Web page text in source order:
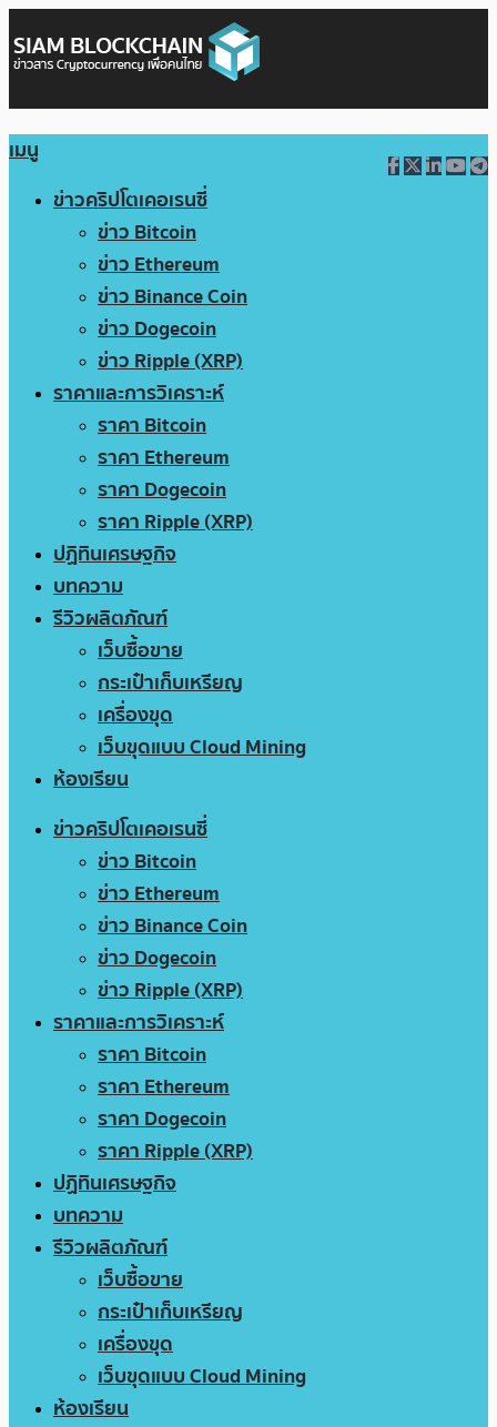
เมนู
ข่าวคริปโตเคอเรนซี่
ข่าว Bitcoin
ข่าว Ethereum
ข่าว Binance Coin
ข่าว Dogecoin
ข่าว Ripple (XRP)
ราคาและการวิเคราะห์
ราคา Bitcoin
ราคา Ethereum
ราคา Dogecoin
ราคา Ripple (XRP)
ปฏิทินเศรษฐกิจ
บทความ
รีวิวผลิตภัณฑ์
เว็บซื้อขาย
กระเป๋าเก็บเหรียญ
เครื่องขุด
เว็บขุดแบบ Cloud Mining
ห้องเรียน
ข่าวคริปโตเคอเรนซี่
ข่าว Bitcoin
ข่าว Ethereum
ข่าว Binance Coin
ข่าว Dogecoin
ข่าว Ripple (XRP)
ราคาและการวิเคราะห์
ราคา Bitcoin
ราคา Ethereum
ราคา Dogecoin
ราคา Ripple (XRP)
ปฏิทินเศรษฐกิจ
บทความ
รีวิวผลิตภัณฑ์
เว็บซื้อขาย
กระเป๋าเก็บเหรียญ
เครื่องขุด
เว็บขุดแบบ Cloud Mining
ห้องเรียน